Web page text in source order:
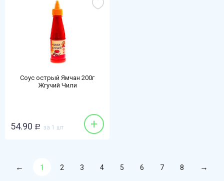
Соус острый Ямчан 200г
Жгучий Чили
54.90 Р за 1 шт +
1 2 3 4 5 6 7 8